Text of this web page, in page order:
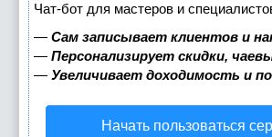
Чат-бот для мастеров и
— Сам записывает клиентов и
— Персонализирует скидки,
— Увеличивает доходимость и
Начать пользоваться